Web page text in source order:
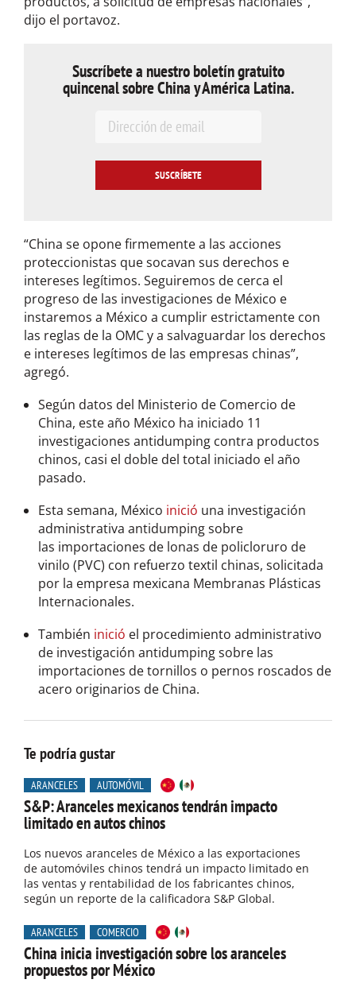
dijo el portavoz.
Suscríbete a nuestro boletín gratuito
quincenal sobre China y América Latina.
“China se opone firmemente a las acciones
proteccionistas que socavan sus derechos e
intereses legítimos. Seguiremos de cerca el
progreso de las investigaciones de México e
instaremos a México a cumplir estrictamente con
las reglas de la OMC y a salvaguardar los derechos
e intereses legítimos de las empresas chinas”,
agregó.
Según datos del Ministerio de Comercio de
China, este año México ha iniciado 11
investigaciones antidumping contra productos
chinos, casi el doble del total iniciado el año
pasado.
Esta semana, México inició una investigación
administrativa antidumping sobre
las importaciones de lonas de policloruro de
vinilo (PVC) con refuerzo textil chinas, solicitada
por la empresa mexicana Membranas Plásticas
Internacionales.
También inició el procedimiento administrativo
de investigación antidumping sobre las
importaciones de tornillos o pernos roscados de
acero originarios de China.
Te podría gustar
ARANCELES AUTOMÓVIL
S&P: Aranceles mexicanos tendrán impacto
limitado en autos chinos
Los nuevos aranceles de México a las exportaciones
de automóviles chinos tendrá un impacto limitado en
las ventas y rentabilidad de los fabricantes chinos,
según un reporte de la calificadora S&P Global.
ARANCELES COMERCIO
China inicia investigación sobre los aranceles
propuestos por México